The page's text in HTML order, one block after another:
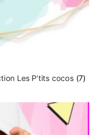
Les P'tits cocos (7)